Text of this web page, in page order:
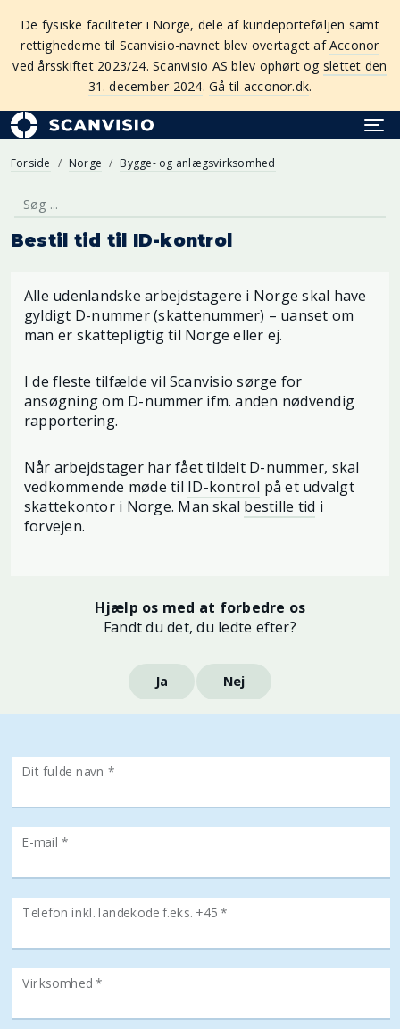
De fysiske faciliteter i Norge, dele af kundeporteføljen samt
rettighederne til Scanvisio-navnet blev overtaget afAcconor
ved årsskiftet 2023/24. Scanvisio AS blev ophørt og slettet den
31. december 2024.Gå til acconor.dk.
Forside Norge Bygge- og anlægsvirksomhed
Bestil tid til ID-kontrol
Alle udenlandske arbejdstagere i Norge skal have
gyldigt D-nummer (skattenummer) – uanset om
man er skattepligtig til Norge eller ej.
I de fleste tilfælde vil Scanvisio sørge for
ansøgning om D-nummer ifm. anden nødvendig
rapportering.
Når arbejdstager har fået tildelt D-nummer, skal
vedkommende møde til ID-kontrol på et udvalgt
skattekontor i Norge. Man skal bestille tid i
forvejen.
Hjælp os med at forbedre os
Fandt du det, du ledte efter?
Ja Nej
Dit fulde navn *
E-mail *
Telefon inkl. landekode f.eks. +45 *
Virksomhed *